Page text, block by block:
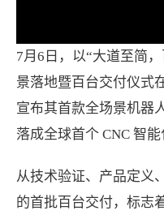
7月6日，以“大道至简
景落地暨百台交付仪式
宣布其首款全场景机器
落成全球首个 CNC 智能
从技术验证、产品定义
的首批百台交付，标志